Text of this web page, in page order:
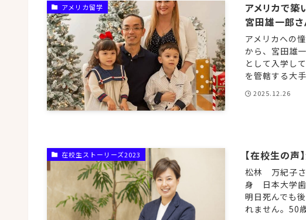
アメリカ留学
アメリカで築
宮田雄一郎
アメリカへの
から、宮田雄
として入学し
を管轄する大
2025.12.26
在校生ストーリーズ2023 【在校生の声
松林 万紀子
身 日本大学
明日死んでも
れません。50